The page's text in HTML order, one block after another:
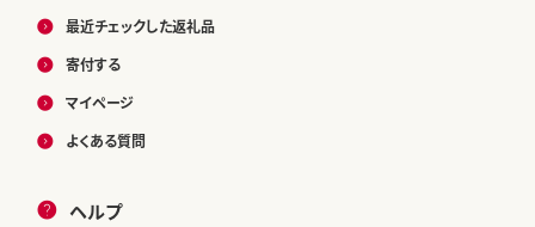
最近チェックした返礼品
寄付する
マイページ
よくある質問
ヘルプ